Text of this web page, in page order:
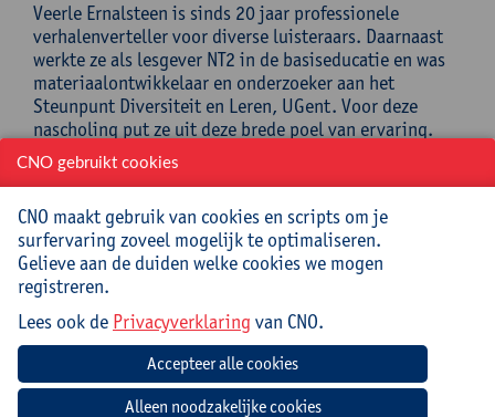
Veerle Ernalsteen is sinds 20 jaar professionele
verhalenverteller voor diverse luisteraars. Daarnaast
werkte ze als lesgever NT2 in de basiseducatie en was
materiaalontwikkelaar en onderzoeker aan het
Steunpunt Diversiteit en Leren, UGent. Voor deze
nascholing put ze uit deze brede poel van ervaring.
Praktisch
Deze cursus loopt over 2 dagen.
Cursuscode: 26/NT2/044A
Cursusmateriaal en lunches inbegrepen
Jouw bijdrage: 264 EUR.
Inlichtingen bij: Reinhilde Mampuys, ,
CNO gebruikt cookies
CNO maakt gebruik van cookies en scripts om je
surfervaring zoveel mogelijk te optimaliseren.
Gelieve aan de duiden welke cookies we mogen
registreren.
Lees ook de Privacyverklaring van CNO.